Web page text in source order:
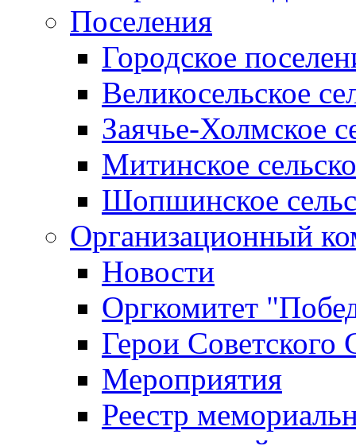
Поселения
Городское
Великосельское
Заячье-Холмское
Митинское
Шопшинское
Организационный
Новости
Оргкомитет
Герои Советского
Мероприятия
Реестр